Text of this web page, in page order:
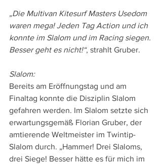
„Die Multivan Kitesurf Masters Usedom
waren mega! Jeden Tag Action und ich
konnte im Slalom und im Racing siegen.
Besser geht es nicht!“, strahlt Gruber.
Slalom:
Bereits am Eröffnungstag und am
Finaltag konnte die Disziplin Slalom
gefahren werden. Im Slalom setzte sich
erwartungsgemäß Florian Gruber, der
amtierende Weltmeister im Twintip-
Slalom durch. „Hammer! Drei Slaloms,
drei Siege! Besser hätte es für mich im